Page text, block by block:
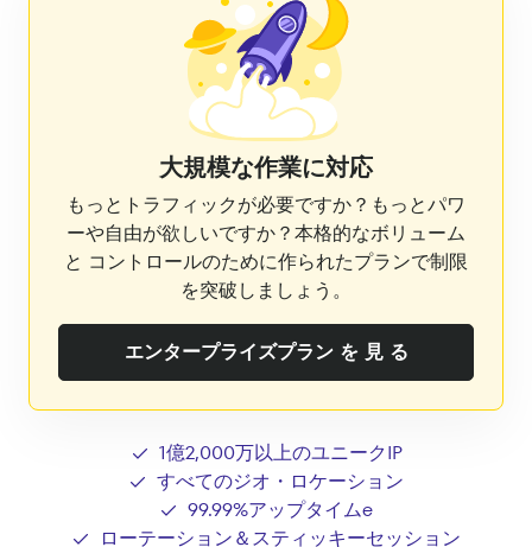
大規模な作業に対応
もっとトラフィックが必要ですか？もっとパワ
ーや自由が欲しいですか？本格的なボリューム
と コントロールのために作られたプランで制限
を突破しましょう。
エンタープライズプラン を 見 る
1億2,000万以上のユニークIP
すべてのジオ・ロケーション
99.99%アップタイムe
ローテーション＆スティッキーセッション